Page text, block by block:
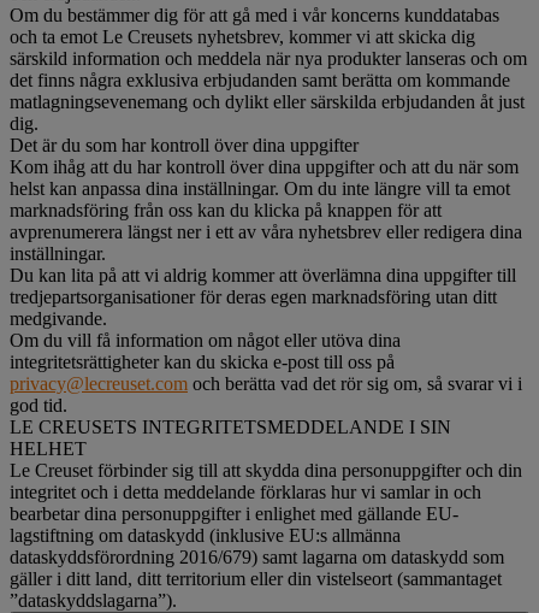
Om du bestämmer dig för att gå med i vår koncerns kunddatabas
och ta emot Le Creusets nyhetsbrev, kommer vi att skicka dig
särskild information och meddela när nya produkter lanseras och om
det finns några exklusiva erbjudanden samt berätta om kommande
matlagningsevenemang och dylikt eller särskilda erbjudanden åt just
dig.
Det är du som har kontroll över dina uppgifter
Kom ihåg att du har kontroll över dina uppgifter och att du när som
helst kan anpassa dina inställningar. Om du inte längre vill ta emot
marknadsföring från oss kan du klicka på knappen för att
avprenumerera längst ner i ett av våra nyhetsbrev eller redigera dina
inställningar.
Du kan lita på att vi aldrig kommer att överlämna dina uppgifter till
tredjepartsorganisationer för deras egen marknadsföring utan ditt
medgivande.
Om du vill få information om något eller utöva dina
integritetsrättigheter kan du skicka e-post till oss på
privacy@lecreuset.com och berätta vad det rör sig om, så svarar vi i
god tid.
LE CREUSETS INTEGRITETSMEDDELANDE I SIN
HELHET
Le Creuset förbinder sig till att skydda dina personuppgifter och din
integritet och i detta meddelande förklaras hur vi samlar in och
bearbetar dina personuppgifter i enlighet med gällande EU-
lagstiftning om dataskydd (inklusive EU:s allmänna
dataskyddsförordning 2016/679) samt lagarna om dataskydd som
gäller i ditt land, ditt territorium eller din vistelseort (sammantaget
”dataskyddslagarna”).